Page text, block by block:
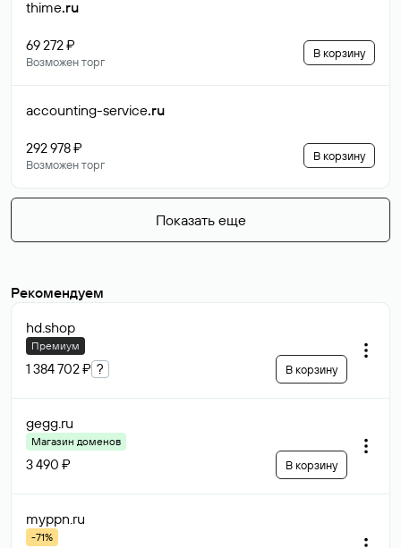
thime.ru
69 272 ₽
Возможен торг
В корзину
accounting-service.ru
292 978 ₽
Возможен торг
В корзину
Показать еще
Рекомендуем
hd.shop
Премиум
1 384 702 ₽ ? В корзину
gegg.ru
Магазин доменов
3 490 ₽ В корзину
myppn.ru
-71%